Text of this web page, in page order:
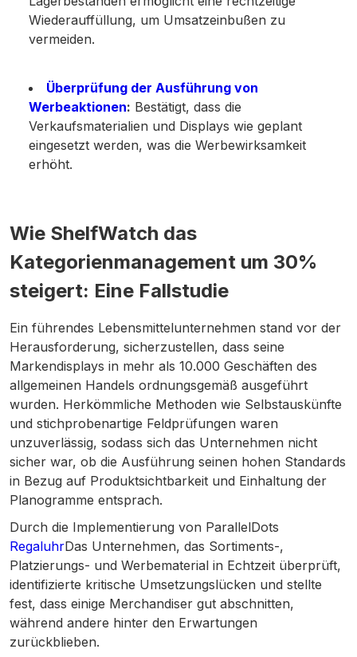
Wiederauffüllung, um Umsatzeinbußen zu
vermeiden.
Überprüfung der Ausführung von
Werbeaktionen: Bestätigt, dass die
Verkaufsmaterialien und Displays wie geplant
eingesetzt werden, was die Werbewirksamkeit
erhöht.
Wie ShelfWatch das
Kategorienmanagement um 30%
steigert: Eine Fallstudie
Ein führendes Lebensmittelunternehmen stand vor der
Herausforderung, sicherzustellen, dass seine
Markendisplays in mehr als 10.000 Geschäften des
allgemeinen Handels ordnungsgemäß ausgeführt
wurden. Herkömmliche Methoden wie Selbstauskünfte
und stichprobenartige Feldprüfungen waren
unzuverlässig, sodass sich das Unternehmen nicht
sicher war, ob die Ausführung seinen hohen Standards
in Bezug auf Produktsichtbarkeit und Einhaltung der
Planogramme entsprach.
Durch die Implementierung von ParallelDots
RegaluhrDas Unternehmen, das Sortiments-,
Platzierungs- und Werbematerial in Echtzeit überprüft,
identifizierte kritische Umsetzungslücken und stellte
fest, dass einige Merchandiser gut abschnitten,
während andere hinter den Erwartungen
zurückblieben.